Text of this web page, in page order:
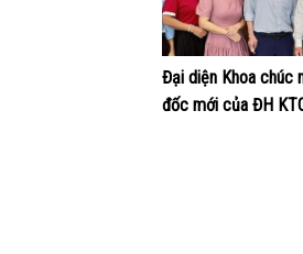
Đại diện Khoa chúc
đốc mới của ĐH